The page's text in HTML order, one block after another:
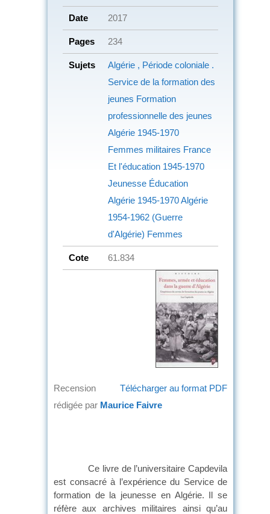
Date 2017
Pages 234
Sujets
Algérie , Période coloniale .
Service de la formation des
jeunes Formation
professionnelle des jeunes
Algérie 1945-1970
Femmes militaires France
Et l'éducation 1945-1970
Jeunesse Éducation
Algérie 1945-1970 Algérie
1954-1962 (Guerre
d'Algérie) Femmes
Cote 61.834
Télécharger au format PDF
Recension
rédigée par Maurice Faivre
Ce livre de l’universitaire Capdevila
est consacré à l’expérience du Service de
formation de la jeunesse en Algérie. Il se
réfère aux archives militaires ainsi qu’au